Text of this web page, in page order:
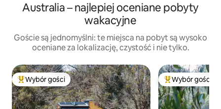
Australia – najlepiej oceniane pobyty
wakacyjne
Goście są jednomyślni: te miejsca na pobyt są wysoko
oceniane za lokalizację, czystość i nie tylko.
Najpopularniejsze z kategorii Wybór gości
Wybór gości Wybór gości